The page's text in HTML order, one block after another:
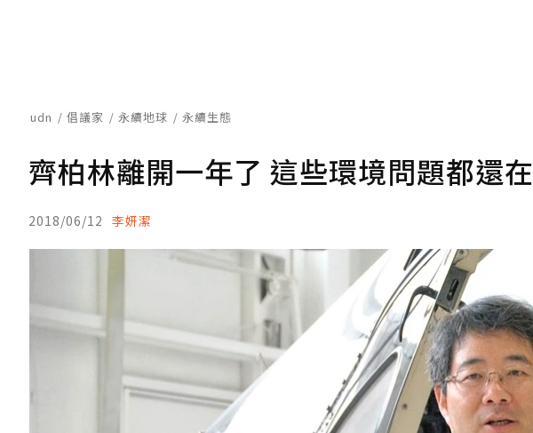
udn 倡議家 永續地球 永續生態
齊柏林離開一年了 這些環境問題都還在
2018/06/12 李妍潔